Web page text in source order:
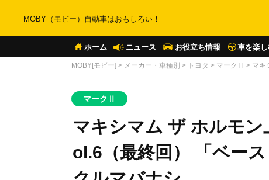
MOBY（モビー）自動車はおもしろい！
ホーム ニュース お役立ち情報 車を楽
MOBY[モビー] > メーカー・車種別 > トヨタ > マークⅡ > マキ
マークⅡ
マキシマム ザ ホルモ
ol.6（最終回） 「ベー